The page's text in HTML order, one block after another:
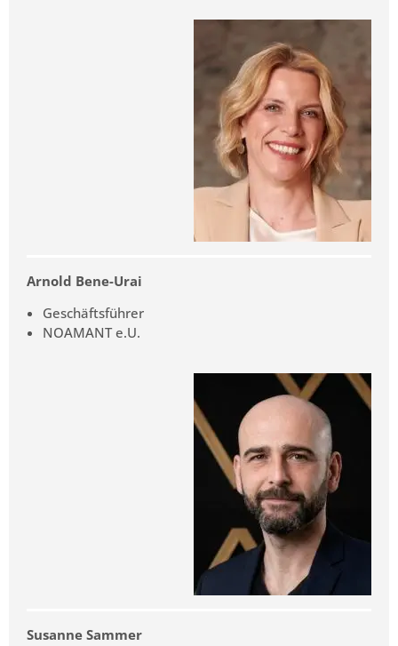
Arnold Bene-Urai
Geschäftsführer
NOAMANT e.U.
Susanne Sammer